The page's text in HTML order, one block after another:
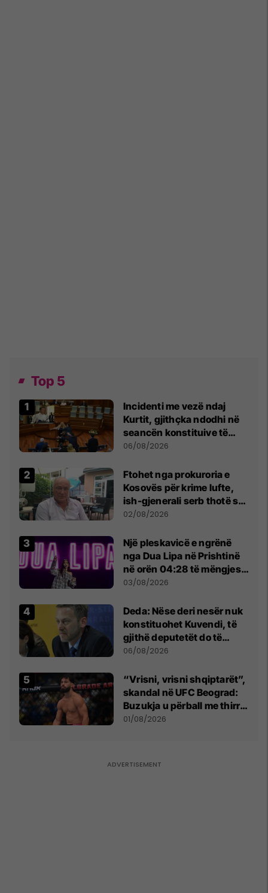
Top 5
Incidenti me vezë ndaj
Kurtit, gjithçka ndodhi në
seancën konstituive të
Kuvendit
06/08/2026
Ftohet nga prokuroria e
Kosovës për krime lufte,
ish-gjenerali serb thotë se
dikush e tradhtoi në
02/08/2026
Një pleskavicë e ngrënë
nga Dua Lipa në Prishtinë
në orën 04:28 të mëngjesit
- dhe bota digjitale serbe
03/08/2026
Deda: Nëse deri nesër nuk
konstituohet Kuvendi, të
gjithë deputetët do të
bëjnë shkelje të rëndë
06/08/2026
“Vrisni, vrisni shqiptarët”,
skandal në UFC Beograd:
Buzukja u përball me thirrje
anti-shqiptare nga
01/08/2026